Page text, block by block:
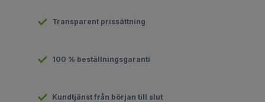
Transparent prissättning
100 % beställningsgaranti
Kundtjänst från början till slut